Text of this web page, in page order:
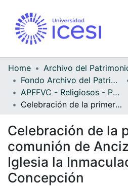
Home
Fondo Archivo del Patrimonio Fotográfico y Fílmico del Valle del Cauca
APFFVC - Religiosos - Patrimonial
Celebración de la primera comunión de Ancizar Sánchez, Iglesia la Inmaculada Concepción
Celebración de la
comunión de
Iglesia la
Concepción